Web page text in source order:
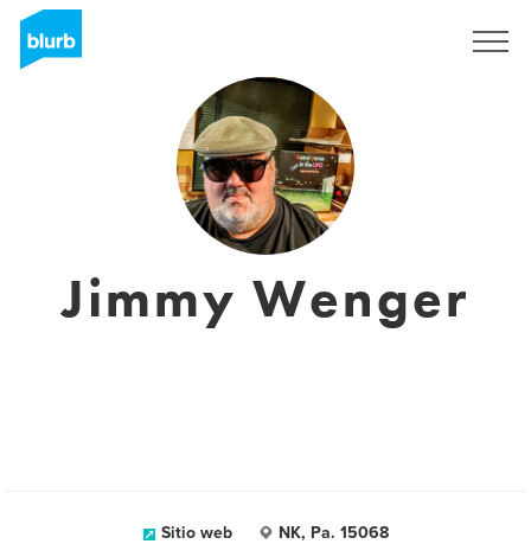
Jimmy Wenger
Sitio web NK, Pa. 15068